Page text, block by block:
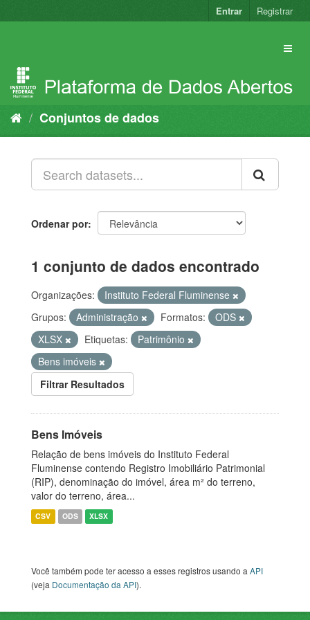
para
Entrar Registrar
Conjuntos de dados
Ordenar por
1 conjunto de dados encontrado
Organizações:
Instituto Federal Fluminense
Grupos:
Administração Formatos:
ODS
XLSX
Etiquetas:
Patrimônio
Bens imóveis
Filtrar Resultados
Bens Imóveis
Relação de bens imóveis do Instituto Federal
Fluminense contendo Registro Imobiliário Patrimonial
(RIP), denominação do imóvel, área m² do terreno,
valor do terreno, área...
CSV ODS XLSX
Você também pode ter acesso a esses registros usando aAPI
(veja Documentação da API).